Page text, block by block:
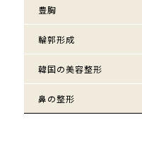
豊胸
輪郭形成
韓国の美容整形
鼻の整形